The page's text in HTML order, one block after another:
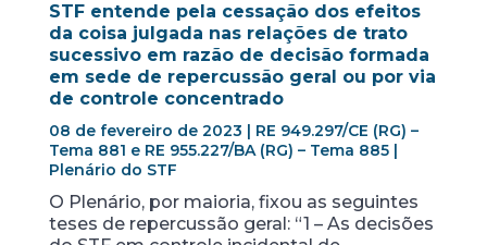
STF entende pela cessação dos efeitos
da coisa julgada nas relações de trato
sucessivo em razão de decisão formada
em sede de repercussão geral ou por via
de controle concentrado
08 de fevereiro de 2023 | RE 949.297/CE (RG) –
Tema 881 e RE 955.227/BA (RG) – Tema 885 |
Plenário do STF
O Plenário, por maioria, fixou as seguintes
teses de repercussão geral: “1 – As decisões